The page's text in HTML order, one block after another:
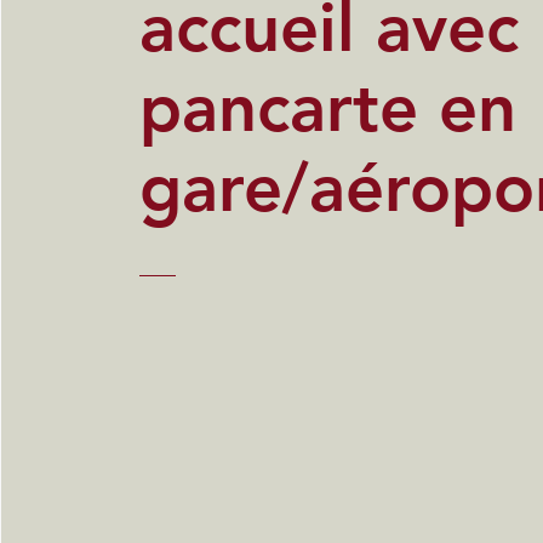
accueil avec
pancarte en
gare/